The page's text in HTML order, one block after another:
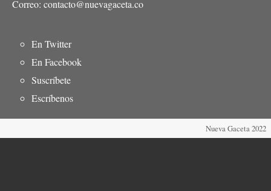
Correo: contacto@nuevagaceta.co
Menú
del
pie
En Twitter
En Facebook
Suscríbete
Escríbenos
Nueva Gaceta 2022